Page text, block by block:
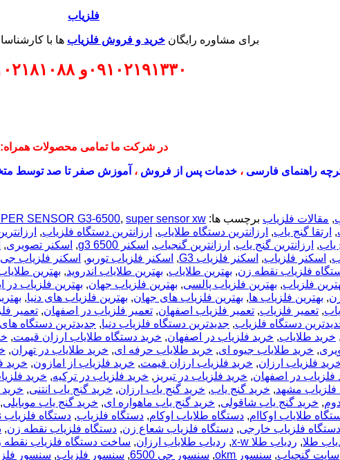
فلزیاب
برای مشاوره رایگان خرید و فروش فلزیاب ها با
۰۹۱۰۲۱۹۱۳۳۰ و
در شرکت ما تمامی محصولات همراه:
راهنمای فارسی ،خدمات پس از فروش ، آموزش صفر تا صد توسط
, مقالات فلزیاب برچسب ها: SENSOR G3-6500, super sensor xw
, ارتقا گنج یاب, ارزانترین دستگاه طلایاب, ارزانترین دستگاه فلزیاب,
یاب, ارزانترین گنج یاب, ارزانترین گنجیاب, اسکنر g3 6500 , اسکنر تصویری,
, اسکنر فلزیاب, اسکنر فلزیاب G3 , اسکنر فلزیاب توربو, اسکنر فلزیاب جی 3
فلزیاب نقطه زن, بهترین طلایاب, بهترین طلایاب اندروید, بهترین
فلزیاب, بهترین فلزیاب پالسی, بهترین فلزیاب جهان, بهترین فلزیاب در
, بهترین فلزیاب ها, بهترین فلزیاب های جهان, بهترین فلزیاب های دنیا,
, تعمیر فلزیاب, تعمیر فلزیاب اصفهان, تعمیر فلزیاب در اصفهان, تعمیر
دستگاه فلزیاب, جدیدترین دستگاه فلزیاب دنیا, جدیدترین دستگاه
, خريد طلاياب, خريد فلزياب در اصفهان, خرید دستگاه طلایاب ارزان قیمت,
, خرید طلایاب جیوه ای, خرید طلایاب حرفه ای, خرید طلایاب در تهران,
فلزیاب ارزان, خرید فلزیاب ارزان قیمت, خرید فلزیاب از امازون, خرید
فلزیاب در اصفهان, خرید فلزیاب در تبریز , خرید فلزیاب در ترکیه, خرید
فلزیاب مشهد, خرید گنج یاب, خرید گنج یاب ارزان, خرید گنج یاب انتنی,
, خرید گنج یاب شاقولی, خرید گنج یاب ماهواره ای, خرید گنج یاب موبایلی,
طلایاب اوکاام, دستگاه طلایاب اوکام, دستگاه فلزیاب, دستگاه فلزیاب aks
دستگاه فلزیاب خارجی, دستگاه فلزیاب شعاع زن, دستگاه فلزیاب نقطه زن,
طلا, ردیاب طلا x-w , ردیاب طلایاب ارزان, ساخت دستگاه فلزیاب نقطه
سایت گنجیاب, سنسور okm , سنسور جی 6500 , سنسور فلزیاب, سنسور